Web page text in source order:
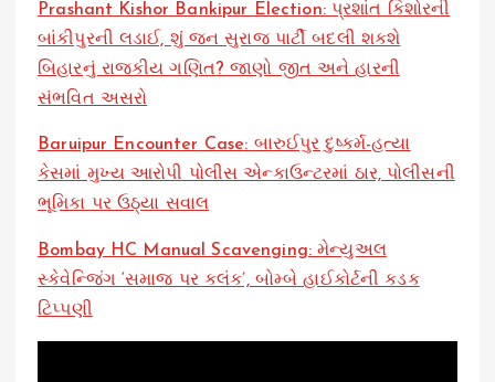
Prashant Kishor Bankipur Election: પ્રશાંત કિશોરની
બાંકીપુરની લડાઈ, શું જન સુરાજ પાર્ટી બદલી શકશે
બિહારનું રાજકીય ગણિત? જાણો જીત અને હારની
સંભવિત અસરો
Baruipur Encounter Case: બારુઈપુર દુષ્કર્મ-હત્યા
કેસમાં મુખ્ય આરોપી પોલીસ એન્કાઉન્ટરમાં ઠાર, પોલીસની
ભૂમિકા પર ઉઠ્યા સવાલ
Bombay HC Manual Scavenging: મેન્યુઅલ
સ્કેવેન્જિંગ ‘સમાજ પર કલંક’, બોમ્બે હાઈકોર્ટની કડક
ટિપ્પણી